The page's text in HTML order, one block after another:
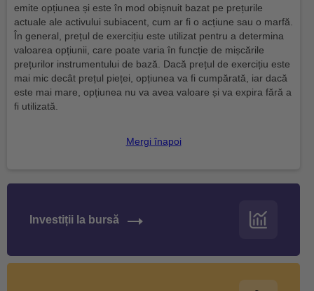
emite opțiunea și este în mod obișnuit bazat pe prețurile
actuale ale activului subiacent, cum ar fi o acțiune sau o marfă.
În general, prețul de exercițiu este utilizat pentru a determina
valoarea opțiunii, care poate varia în funcție de mișcările
prețurilor instrumentului de bază. Dacă prețul de exercițiu este
mai mic decât prețul pieței, opțiunea va fi cumpărată, iar dacă
este mai mare, opțiunea nu va avea valoare și va expira fără a
fi utilizată.
Mergi înapoi
Investiții la bursă